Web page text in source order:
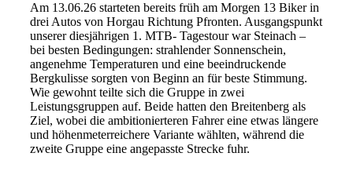
Am 13.06.26 starteten bereits früh am Morgen 13 Biker in
drei Autos von Horgau Richtung Pfronten. Ausgangspunkt
unserer diesjährigen 1. MTB- Tagestour war Steinach –
bei besten Bedingungen: strahlender Sonnenschein,
angenehme Temperaturen und eine beeindruckende
Bergkulisse sorgten von Beginn an für beste Stimmung.
Wie gewohnt teilte sich die Gruppe in zwei
Leistungsgruppen auf. Beide hatten den Breitenberg als
Ziel, wobei die ambitionierteren Fahrer eine etwas längere
und höhenmeterreichere Variante wählten, während die
zweite Gruppe eine angepasste Strecke fuhr.